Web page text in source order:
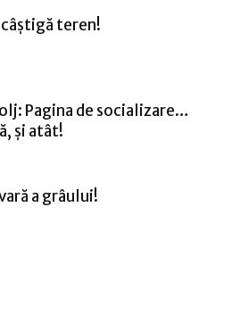
câştigă teren!
Pagina de socializare…
şi atât!
a grâului!